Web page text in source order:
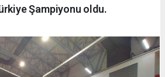
Şampiyonu oldu.